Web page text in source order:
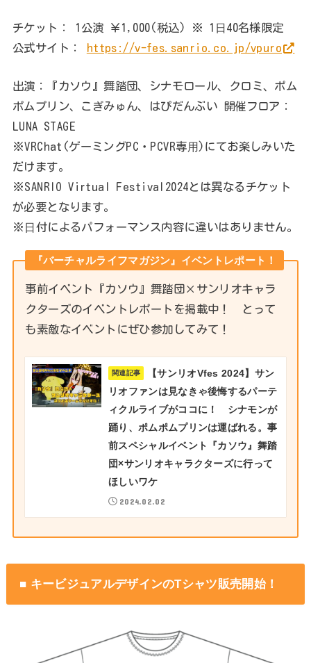
チケット： 1公演 ￥1,000(税込) ※ 1⽇40名様限定
公式サイト： https://v-fes.sanrio.co.jp/vpuro
出演：『カソウ』舞踏団、シナモロール、クロミ、ポム
ポムプリン、こぎみゅん、はぴだんぶい 開催フロア：
LUNA STAGE
※VRChat(ゲーミングPC・PCVR専⽤)にてお楽しみいた
だけます。
※SANRIO Virtual Festival2024とは異なるチケット
が必要となります。
※⽇付によるパフォーマンス内容に違いはありません。
『バーチャルライフマガジン』イベントレポート！
事前イベント『カソウ』舞踏団×サンリオキャラ
クターズのイベントレポートを掲載中！ とって
も素敵なイベントにぜひ参加してみて！
関連記事
【サンリオVfes 2024】サン
リオファンは見なきゃ後悔するパーテ
ィクルライブがココに！ シナモンが
踊り、ポムポムプリンは運ばれる。事
前スペシャルイベント『カソウ』舞踏
団×サンリオキャラクターズに行って
ほしいワケ
2024.02.02
■ キービジュアルデザインのTシャツ販売開始！